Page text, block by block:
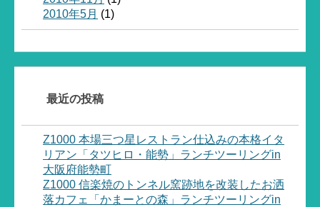
2010年5月 (1)
最近の投稿
Z1000 本場三つ星レストラン仕込みの本格イタ
リアン「タツヒロ・能勢」ランチツーリングin
大阪府能勢町
Z1000 信楽焼のトンネル窯跡地を改装したお洒
落カフェ「かまーとの森」ランチツーリングin